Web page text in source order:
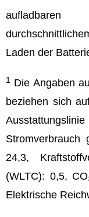
aufladbaren
Laden der
1
Die Angaben
beziehen sich
Stromverbrauch
24,3,
(WLTC): 0,5,
Elektrische